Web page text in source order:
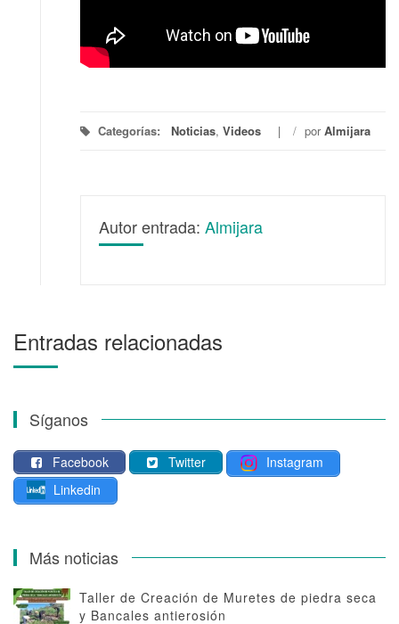
Categorías: Noticias, Videos / porAlmijara
Autor entrada: Almijara
Entradas relacionadas
Síganos
Facebook Twitter
Instagram
Linkedin
Más noticias
Taller de Creación de Muretes de piedra seca
y Bancales antierosión